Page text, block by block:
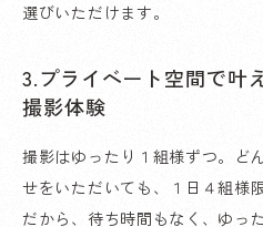
選びいただけます。
3.プライベート空間で叶
撮影体験
撮影はゆったり１組様ずつ。ど
せをいただいても、１日４組様
だから、待ち時間もなく、ゆっ